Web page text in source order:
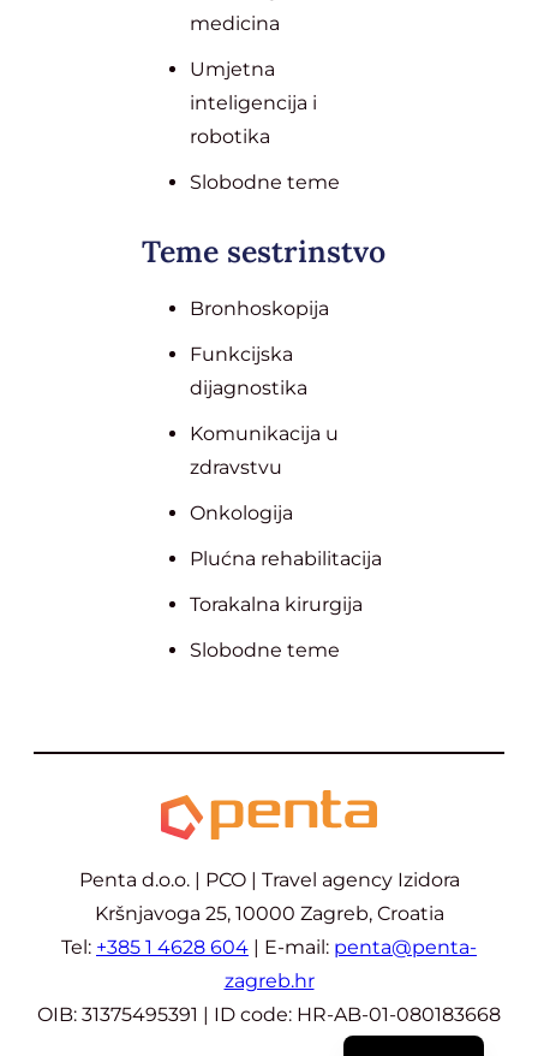
medicina
Umjetna
inteligencija i
robotika
Slobodne teme
Teme sestrinstvo
Bronhoskopija
Funkcijska
dijagnostika
Komunikacija u
zdravstvu
Onkologija
Plućna rehabilitacija
Torakalna kirurgija
Slobodne teme
Penta d.o.o. | PCO | Travel agency Izidora
Kršnjavoga 25, 10000 Zagreb, Croatia
Tel: +385 1 4628 604 | E-mail: penta@penta-
zagreb.hr
OIB: 31375495391 | ID code: HR-AB-01-080183668